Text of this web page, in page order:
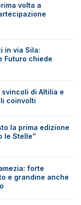
volta a
in via Sila:
Futuro chiede
di Altilia e
coinvolti
la prima edizione
le Stelle”
forte
e grandine anche